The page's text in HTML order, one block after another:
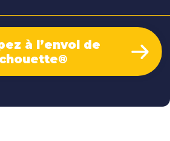
à l’envol de